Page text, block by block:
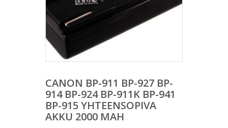
CANON BP-911 BP-927 BP-
914 BP-924 BP-911K BP-941
BP-915 YHTEENSOPIVA
AKKU 2000 MAH